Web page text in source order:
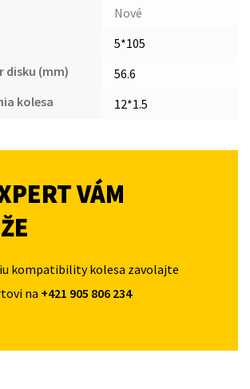
Nové
5*105
(mm)
56.6
kolesa
12*1.5
VÁM
kompatibility kolesa zavolajte
na +421 905 806 234